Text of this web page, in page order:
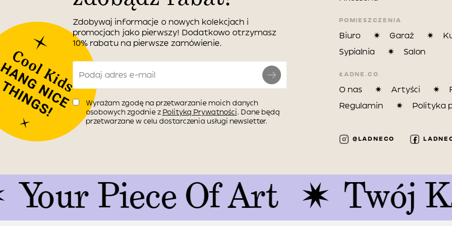
Zdobywaj informacje o nowych kolekcjach i
promocjach jako pierwszy! Dodatkowo otrzymasz
10% rabatu na pierwsze zamówienie.
Wyrażam zgodę na przetwarzanie moich danych
osobowych zgodnie z Polityką Prywatności. Dane będą
przetwarzane w celu dostarczenia usługi newsletter.
POMIESZCZENIA
Biuro Garaż
Sypialnia
Salon
ŁADNE.CO
O nas Artyści
Regulamin
Polityka
@LADNECO
Piece Of Art Twój